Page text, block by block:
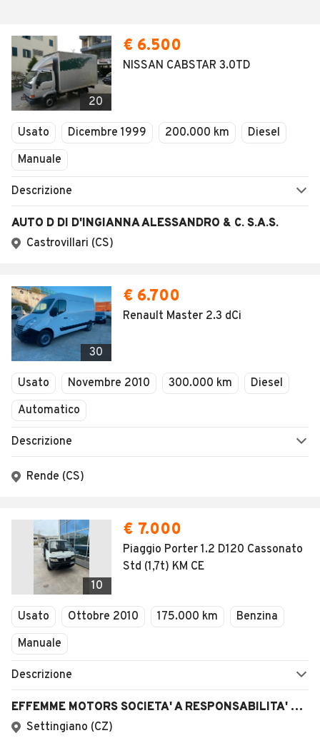
20
€ 6.500
NISSAN CABSTAR 3.0TD
Usato Dicembre 1999 200.000 km
Diesel
Manuale
Descrizione
AUTO D DI D'INGIANNA ALESSANDRO & C. S.A.S.
Castrovillari (CS)
30
€ 6.700
Renault Master 2.3 dCi
Usato Novembre 2010 300.000 km
Diesel
Automatico
Descrizione
Rende (CS)
10
€ 7.000
Piaggio Porter 1.2 D120 Cassonato
Std (1,7t) KM CE
Usato Ottobre 2010 175.000 km
Benzina
Manuale
Descrizione
EFFEMME MOTORS SOCIETA' A RESPONSABILITA' LIMITATA
Settingiano (CZ)